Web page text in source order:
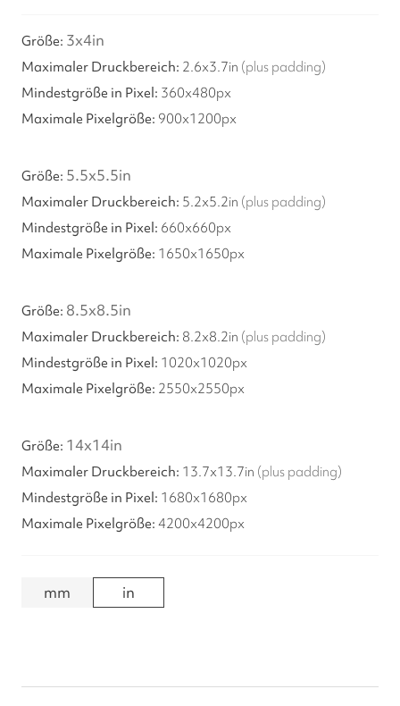
3x4in
2.6x3.7in (plus padding)
360x480px
900x1200px
5.5x5.5in
5.2x5.2in (plus padding)
660x660px
1650x1650px
8.5x8.5in
8.2x8.2in (plus padding)
1020x1020px
2550x2550px
14x14in
13.7x13.7in (plus padding)
1680x1680px
4200x4200px
mm in